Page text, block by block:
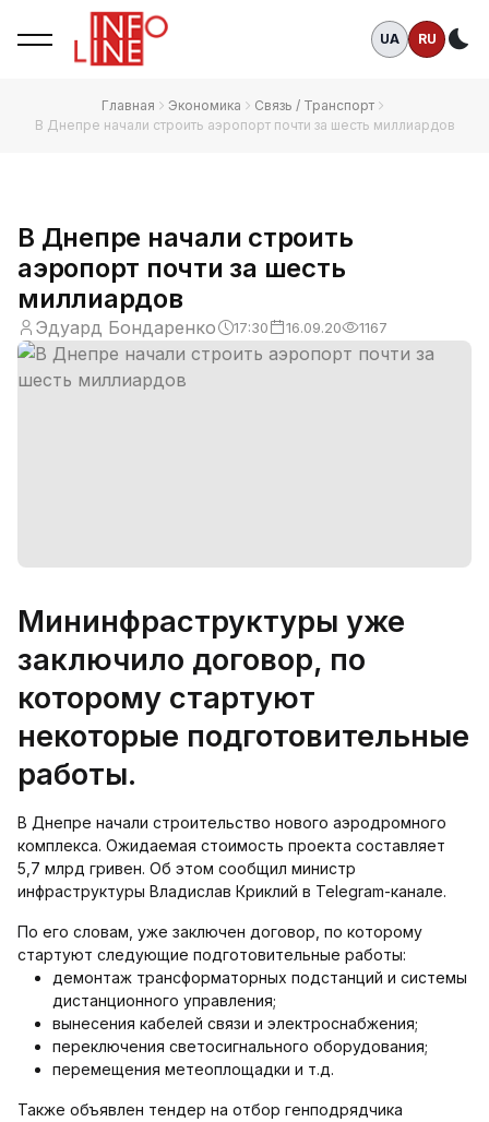
UA RU
Главная Экономика
Связь / Транспорт
В Днепре начали строить аэропорт почти за шесть миллиардов
В Днепре начали строить
аэропорт почти за шесть
миллиардов
Эдуард Бондаренко 17:30 16.09.20 1167
Мининфраструктуры уже
заключило договор, по
которому стартуют
некоторые подготовительные
работы.
В Днепре начали строительство нового аэродромного
комплекса. Ожидаемая стоимость проекта составляет
5,7 млрд гривен. Об этом сообщил министр
инфраструктуры Владислав Криклий в Telegram-канале.
По его словам, уже заключен договор, по которому
стартуют следующие подготовительные работы:
демонтаж трансформаторных подстанций и системы
дистанционного управления;
вынесения кабелей связи и электроснабжения;
переключения светосигнального оборудования;
перемещения метеоплощадки и т.д.
Также объявлен тендер на отбор генподрядчика